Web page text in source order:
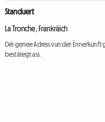
Standuert
La Tronche, Frankräich
Déi genee Adress vun der
bestätegt ass.